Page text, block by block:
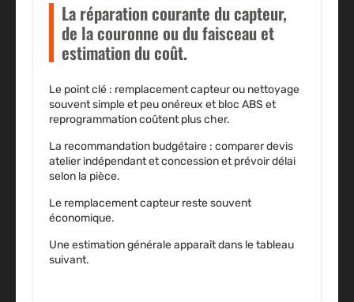
La réparation courante du capteur,
de la couronne ou du faisceau et
estimation du coût.
Le point clé : remplacement capteur ou nettoyage
souvent simple et peu onéreux et bloc ABS et
reprogrammation coûtent plus cher.
La recommandation budgétaire : comparer devis
atelier indépendant et concession et prévoir délai
selon la pièce.
Le remplacement capteur reste souvent
économique.
Une estimation générale apparaît dans le tableau
suivant.